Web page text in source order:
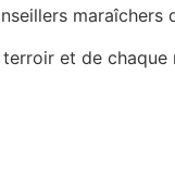
maraîchers
et de chaque